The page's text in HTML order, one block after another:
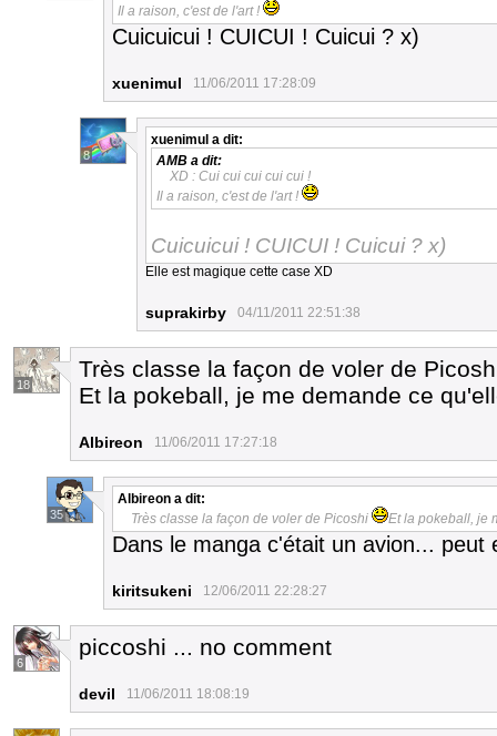
Il a raison, c'est de l'art !
Cuicuicui ! CUICUI ! Cuicui ? x)
xuenimul 11/06/2011 17:28:09
8
xuenimul a dit:
AMB a dit:
XD : Cui cui cui cui cui !
Il a raison, c'est de l'art !
Cuicuicui ! CUICUI ! Cuicui ? x)
Elle est magique cette case XD
suprakirby 04/11/2011 22:51:38
18
Très classe la façon de voler de
Et la pokeball, je me demande ce
Albireon 11/06/2011 17:27:18
35
Albireon a dit:
Très classe la façon de voler de Picoshi
Et la pokeball, je
Dans le manga c'était un avion... peut
kiritsukeni 12/06/2011 22:28:27
6
piccoshi ... no comment
devil 11/06/2011 18:08:19